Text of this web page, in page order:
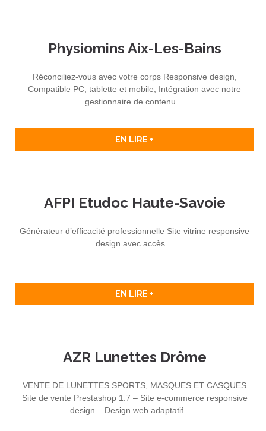
Physiomins Aix-Les-Bains
Réconciliez-vous avec votre corps Responsive design,
Compatible PC, tablette et mobile, Intégration avec notre
gestionnaire de contenu…
EN LIRE +
AFPI Etudoc Haute-Savoie
Générateur d’efficacité professionnelle Site vitrine responsive
design avec accès…
EN LIRE +
AZR Lunettes Drôme
VENTE DE LUNETTES SPORTS, MASQUES ET CASQUES
Site de vente Prestashop 1.7 – Site e-commerce responsive
design – Design web adaptatif –…